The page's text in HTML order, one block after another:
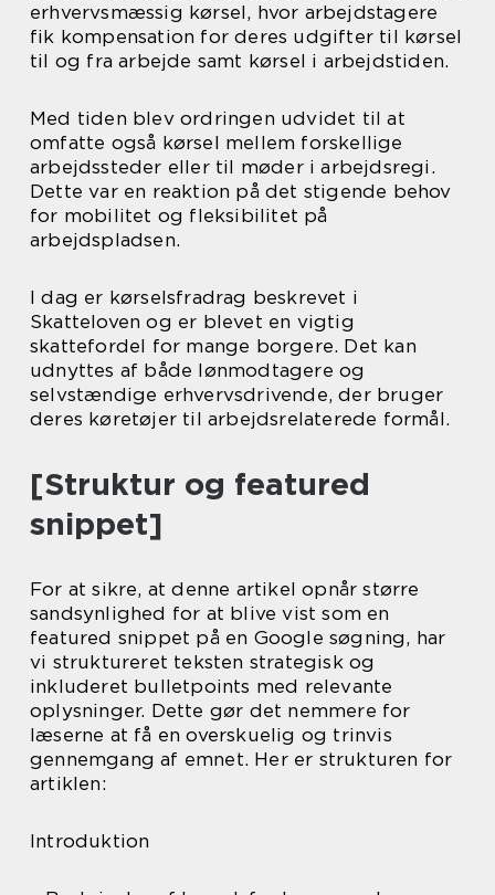
erhvervsmæssig kørsel, hvor arbejdstagere
fik kompensation for deres udgifter til kørsel
til og fra arbejde samt kørsel i arbejdstiden.
Med tiden blev ordringen udvidet til at
omfatte også kørsel mellem forskellige
arbejdssteder eller til møder i arbejdsregi.
Dette var en reaktion på det stigende behov
for mobilitet og fleksibilitet på
arbejdspladsen.
I dag er kørselsfradrag beskrevet i
Skatteloven og er blevet en vigtig
skattefordel for mange borgere. Det kan
udnyttes af både lønmodtagere og
selvstændige erhvervsdrivende, der bruger
deres køretøjer til arbejdsrelaterede formål.
[Struktur og featured
snippet]
For at sikre, at denne artikel opnår større
sandsynlighed for at blive vist som en
featured snippet på en Google søgning, har
vi struktureret teksten strategisk og
inkluderet bulletpoints med relevante
oplysninger. Dette gør det nemmere for
læserne at få en overskuelig og trinvis
gennemgang af emnet. Her er strukturen for
artiklen:
Introduktion